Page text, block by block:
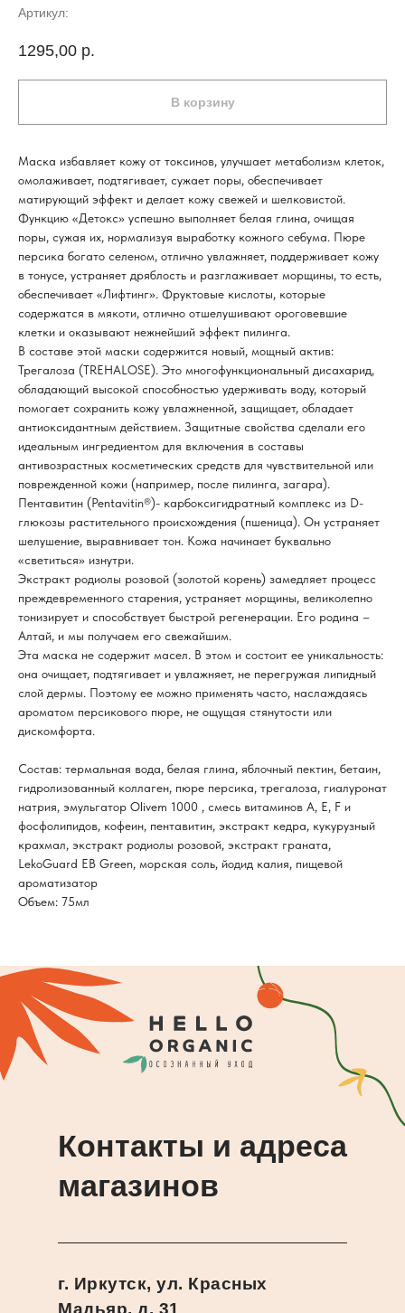
Артикул:
1295,00 р.
В корзину
Маска избавляет кожу от токсинов, улучшает метаболизм клеток,
омолаживает, подтягивает, сужает поры, обеспечивает
матирующий эффект и делает кожу свежей и шелковистой.
Функцию «Детокс» успешно выполняет белая глина, очищая
поры, сужая их, нормализуя выработку кожного себума. Пюре
персика богато селеном, отлично увлажняет, поддерживает кожу
в тонусе, устраняет дряблость и разглаживает морщины, то есть,
обеспечивает «Лифтинг». Фруктовые кислоты, которые
содержатся в мякоти, отлично отшелушивают ороговевшие
клетки и оказывают нежнейший эффект пилинга.
В составе этой маски содержится новый, мощный актив:
Трегалоза (TREHALOSE). Это многофункциональный дисахарид,
обладающий высокой способностью удерживать воду, который
помогает сохранить кожу увлажненной, защищает, обладает
антиоксидантным действием. Защитные свойства сделали его
идеальным ингредиентом для включения в составы
антивозрастных косметических средств для чувствительной или
поврежденной кожи (например, после пилинга, загара).
Пентавитин (Pentavitin®)- карбоксигидратный комплекс из D-
глюкозы растительного происхождения (пшеница). Он устраняет
шелушение, выравнивает тон. Кожа начинает буквально
«светиться» изнутри.
Экстракт родиолы розовой (золотой корень) замедляет процесс
преждевременного старения, устраняет морщины, великолепно
тонизирует и способствует быстрой регенерации. Его родина –
Алтай, и мы получаем его свежайшим.
Эта маска не содержит масел. В этом и состоит ее уникальность:
она очищает, подтягивает и увлажняет, не перегружая липидный
слой дермы. Поэтому ее можно применять часто, наслаждаясь
ароматом персикового пюре, не ощущая стянутости или
дискомфорта.
Состав: термальная вода, белая глина, яблочный пектин, бетаин,
гидролизованный коллаген, пюре персика, трегалоза, гиалуронат
натрия, эмульгатор Olivem 1000 , смесь витаминов А, Е, F и
фосфолипидов, кофеин, пентавитин, экстракт кедра, кукурузный
крахмал, экстракт родиолы розовой, экстракт граната,
LekoGuard EB Green, морская соль, йодид калия, пищевой
ароматизатор
Объем: 75мл
Контакты и адреса
магазинов
г. Иркутск, ул. Красных
Мадьяр, д. 31